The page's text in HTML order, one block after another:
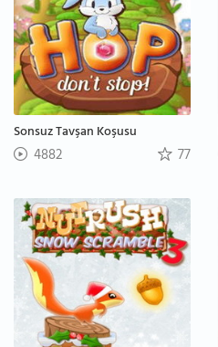
Sonsuz Tavşan Koşusu
4882 77